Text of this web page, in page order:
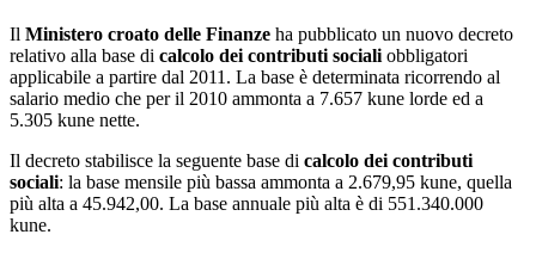
Il Ministero croato delle Finanze ha pubblicato un nuovo decreto
relativo alla base di calcolo dei contributi sociali obbligatori
applicabile a partire dal 2011. La base è determinata ricorrendo al
salario medio che per il 2010 ammonta a 7.657 kune lorde ed a
5.305 kune nette.
Il decreto stabilisce la seguente base di calcolo dei contributi
sociali: la base mensile più bassa ammonta a 2.679,95 kune, quella
più alta a 45.942,00. La base annuale più alta è di 551.340.000
kune.